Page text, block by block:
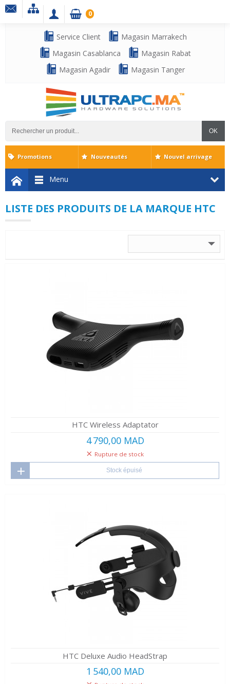
Service Client
Magasin Marrakech
Magasin Casablanca
Magasin Rabat
Magasin Agadir
Magasin Tanger
OK
0
Menu
Promotions Nouveautés Nouvel arrivage
LISTE DES PRODUITS DE LA MARQUE HTC
HTC Wireless Adaptator
4 790,00 MAD
Rupture de stock
Stock épuisé
HTC Deluxe Audio HeadStrap
1 540,00 MAD